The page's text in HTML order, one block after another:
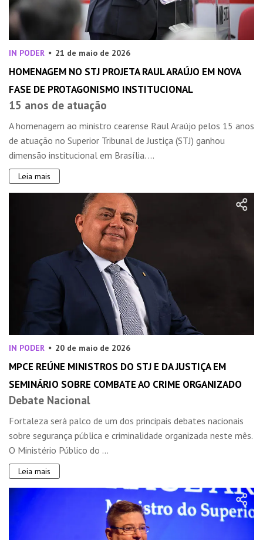
IN PODER 21 de maio de 2026
HOMENAGEM NO STJ PROJETA RAUL ARAÚJO EM NOVA
FASE DE PROTAGONISMO INSTITUCIONAL
15 anos de atuação
A homenagem ao ministro cearense Raul Araújo pelos 15 anos
de atuação no Superior Tribunal de Justiça (STJ) ganhou
dimensão institucional em Brasília. ...
Leia mais
IN PODER 20 de maio de 2026
MPCE REÚNE MINISTROS DO STJ E DA JUSTIÇA EM
SEMINÁRIO SOBRE COMBATE AO CRIME ORGANIZADO
Debate Nacional
Fortaleza será palco de um dos principais debates nacionais
sobre segurança pública e criminalidade organizada neste mês.
O Ministério Público do ...
Leia mais